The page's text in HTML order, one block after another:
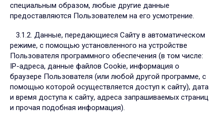
специальным образом, любые другие данные
предоставляются Пользователем на его усмотрение.
3.1.2. Данные, передающиеся Сайту в автоматическом
режиме, с помощью установленного на устройстве
Пользователя программного обеспечения (в том числе:
IP-адреса, данные файлов Cookie, информация о
браузере Пользователя (или любой другой программе, с
помощью которой осуществляется доступ к сайту), дата
и время доступа к сайту, адреса запрашиваемых страниц
и прочая подобная информация).